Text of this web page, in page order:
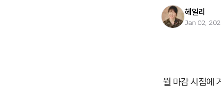
헤일리
Jan 02,
월 마감 시점에